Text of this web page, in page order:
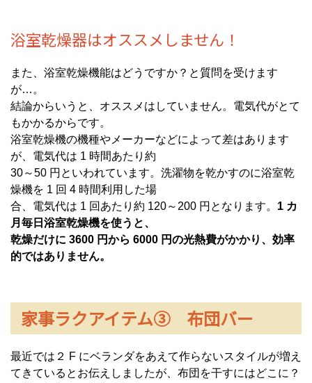
浴室乾燥器はオススメしません！
また、浴室乾燥機能はどうですか？と質問を受けます
が…。
結論からいうと、オススメはしていません。電気代がとて
もかかるからです。
浴室乾燥機の機種やメーカーなどによって差はあります
が、電気代は 1 時間あたり約
30～50 円といわれています。洗濯物を乾かすのに浴室乾
燥機を 1 回 4 時間利用した場
合、電気代は 1 回あたり約 120～200 円となります。 1 カ
月毎日浴室乾燥機を使うと、
乾燥だけに 3600 円から 6000 円の光熱費がかかり、効率
的ではありません。
家事ラクアイテム③ 布団バー
最近では２ F にベランダをあえて作らないスタイルが増え
てきているとお伝えしましたが、布団を干すにはどこに？